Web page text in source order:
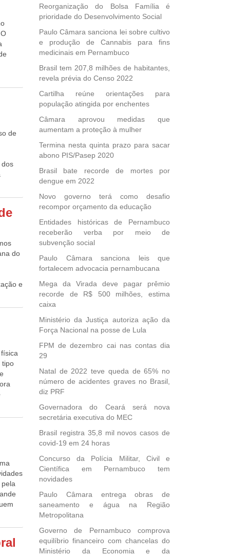
o
é
de
dos
que
que
de
do
e
a
a
tipo
a
de
e
Reorganização do Bolsa Família é
prioridade do Desenvolvimento Social
Paulo Câmara sanciona lei sobre cultivo
e produção de Cannabis para fins
medicinais em Pernambuco
Brasil tem 207,8 milhões de habitantes,
revela prévia do Censo 2022
Cartilha reúne orientações para
população atingida por enchentes
Câmara aprovou medidas que
aumentam a proteção à mulher
Termina nesta quinta prazo para sacar
abono PIS/Pasep 2020
Brasil bate recorde de mortes por
dengue em 2022
Novo governo terá como desafio
recompor orçamento da educação
Entidades históricas de Pernambuco
receberão verba por meio de
subvenção social
Paulo Câmara sanciona leis que
fortalecem advocacia pernambucana
Mega da Virada deve pagar prêmio
recorde de R$ 500 milhões, estima
caixa
Ministério da Justiça autoriza ação da
Força Nacional na posse de Lula
FPM de dezembro cai nas contas dia
29
Natal de 2022 teve queda de 65% no
número de acidentes graves no Brasil,
diz PRF
Governadora do Ceará será nova
secretária executiva do MEC
Brasil registra 35,8 mil novos casos de
covid-19 em 24 horas
Concurso da Polícia Militar, Civil e
Científica em Pernambuco tem
novidades
Paulo Câmara entrega obras de
saneamento e água na Região
Metropolitana
Governo de Pernambuco comprova
equilíbrio financeiro com chancelas do
Ministério da Economia e da